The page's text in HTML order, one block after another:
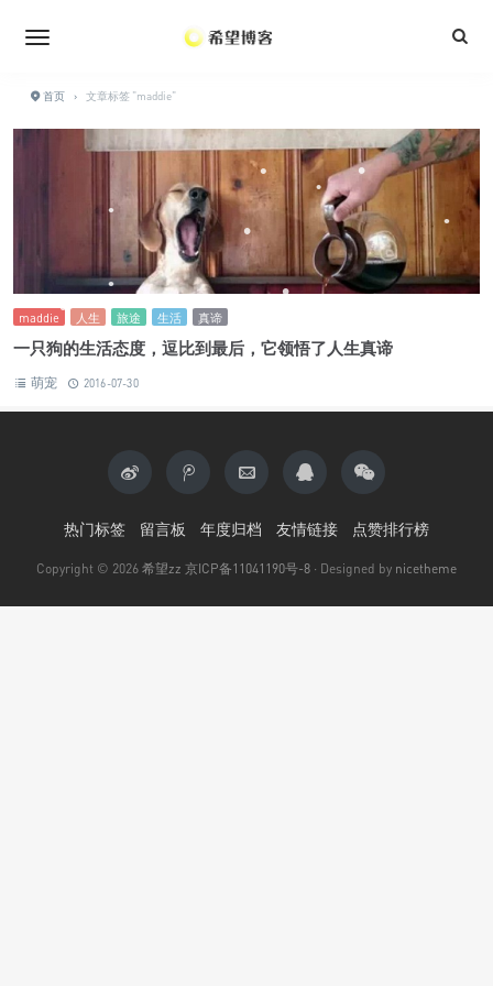
首页 › 文章标签 "maddie"
maddie 人生 旅途 生活 真谛
一只狗的生活态度，逗比到最后，它领悟了人生真谛
萌宠 2016-07-30
热门标签 留言板 年度归档 友情链接 点赞排行榜
Copyright © 2026 希望zz 京ICP备11041190号-8 · Designed by nicetheme
•
•
•
•
•
•
•
•
•
•
•